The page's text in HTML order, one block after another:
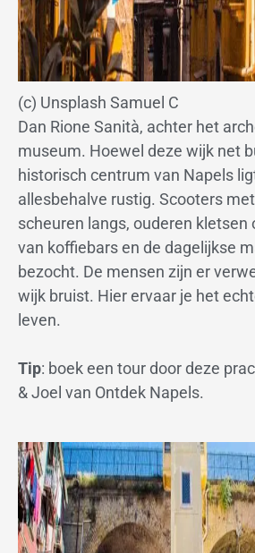
(c) Unsplash Samuel C
Dan Rione Sanità, achter het
museum. Hoewel deze wijk net
historisch centrum van Napels
allesbehalve rustig. Scooters
scheuren langs, ouderen kletsen
van koffiebars en de dagelijkse
bezocht. De mensen zijn er
wijk bruist. Hier ervaar je het
leven.
Tip: boek een tour door deze
& Joel van Ontdek Napels.